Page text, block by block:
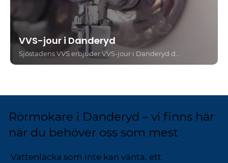
VVS-jour i Danderyd
Rörmokare i Danderyd – vi finns här
när du behöver oss som mest
Vattenläcka som inte kan vänta, ett